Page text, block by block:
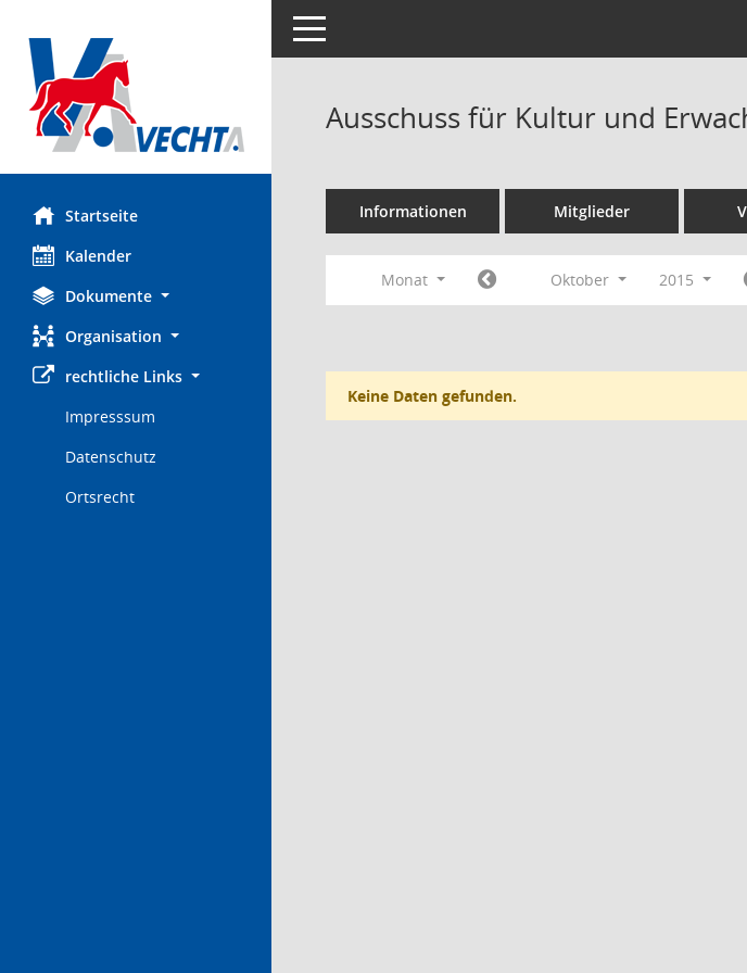
Startseite
Kalender
Dokumente
Organisation
rechtliche Links
Impresssum
Datenschutz
Ortsrecht
Toggle navigation
Ausschuss für Kultur und
Informationen Mitglieder
Monat Oktober 2015
Keine Daten gefunden.